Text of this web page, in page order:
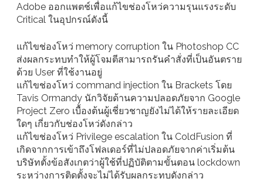
Adobe ออกแพตช์เพื่อแก้ไขช่องโหว่ความรุนแรงระดับ
Critical ในอุปกรณ์ดังนี้
แก้ไขช่องโหว่ memory corruption ใน Photoshop CC
ส่งผลกระทบทำให้ผู้โจมตีสามารถรันคำสั่งที่เป็นอันตราย
ด้วย User ที่ใช้งานอยู่
แก้ไขช่องโหว่ command injection ใน Brackets โดย
Tavis Ormandy นักวิจัยด้านความปลอดภัยจาก Google
Project Zero เบื้องต้นผู้เชี่ยวชาญยังไม่ได้ให้รายละเอียด
ใดๆ เกี่ยวกับช่องโหว่ดังกล่าว
แก้ไขช่องโหว่ Privilege escalation ใน ColdFusion ที่
เกิดจากการเข้าถึงโฟลเดอร์ที่ไม่ปลอดภัยจากค่าเริ่มต้น
บริษัทตั้งข้อสังเกตว่าผู้ใช้ที่ปฏิบัติตามขั้นตอน lockdown
ระหว่างการติดตั้งจะไม่ได้รับผลกระทบดังกล่าว